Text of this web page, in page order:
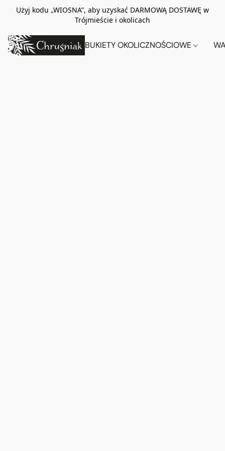
Użyj kodu „WIOSNA”, aby uzyskać DARMOWĄ DOSTAWĘ w
Trójmieście i okolicach
BUKIETY OKOLICZNOŚCIOWE